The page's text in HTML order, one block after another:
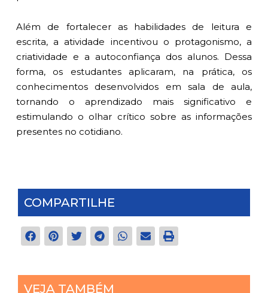
Além de fortalecer as habilidades de leitura e
escrita, a atividade incentivou o protagonismo, a
criatividade e a autoconfiança dos alunos. Dessa
forma, os estudantes aplicaram, na prática, os
conhecimentos desenvolvidos em sala de aula,
tornando o aprendizado mais significativo e
estimulando o olhar crítico sobre as informações
presentes no cotidiano.
COMPARTILHE
VEJA TAMBÉM